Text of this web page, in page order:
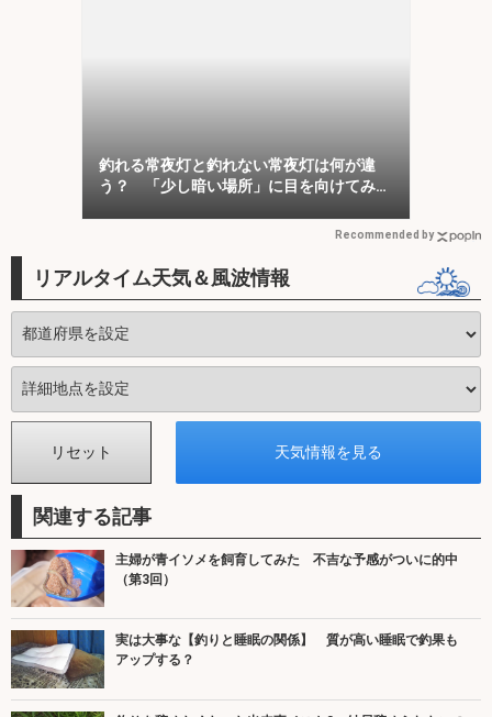
釣れる常夜灯と釣れない常夜灯は何が違
う？ 「少し暗い場所」に目を向けてみよ
Recommended by
リアルタイム天気＆風波情報
関連する記事
主婦が青イソメを飼育してみた 不吉な予感がついに的中
（第3回）
実は大事な【釣りと睡眠の関係】 質が高い睡眠で釣果も
アップする？